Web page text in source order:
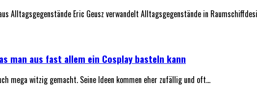
Alltagsgegenstände Eric Geusz verwandelt Alltagsgegenstände in
man aus fast allem ein Cosplay basteln kann
mega witzig gemacht. Seine Ideen kommen eher zufällig und oft...